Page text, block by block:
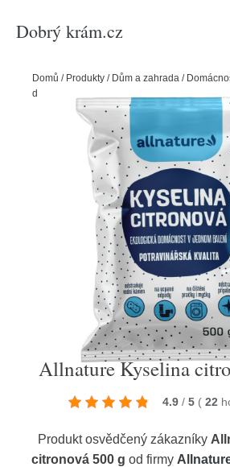
Dobrý krám.cz
Domů / Produkty / Dům a zahrada /
domácnosti
Allnature Kyselina
4.9 / 5 ( 22
Produkt osvědčený zákazníky
citronová 500 g od firmy